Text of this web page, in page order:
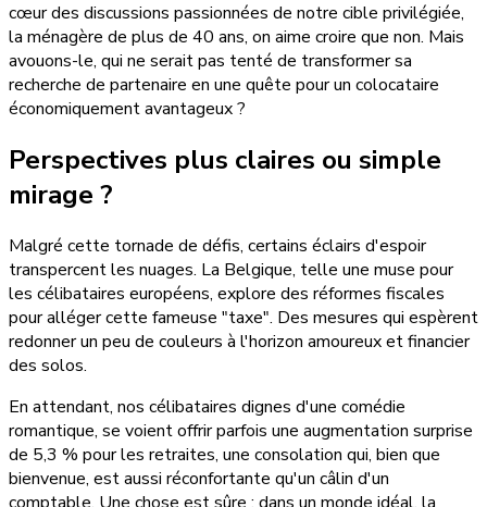
cœur des discussions passionnées de notre cible privilégiée,
la ménagère de plus de 40 ans, on aime croire que non. Mais
avouons-le, qui ne serait pas tenté de transformer sa
recherche de partenaire en une quête pour un colocataire
économiquement avantageux ?
Perspectives plus claires ou simple
mirage ?
Malgré cette tornade de défis, certains éclairs d'espoir
transpercent les nuages. La Belgique, telle une muse pour
les célibataires européens, explore des réformes fiscales
pour alléger cette fameuse "taxe". Des mesures qui espèrent
redonner un peu de couleurs à l'horizon amoureux et financier
des solos.
En attendant, nos célibataires dignes d'une comédie
romantique, se voient offrir parfois une augmentation surprise
de 5,3 % pour les retraites, une consolation qui, bien que
bienvenue, est aussi réconfortante qu'un câlin d'un